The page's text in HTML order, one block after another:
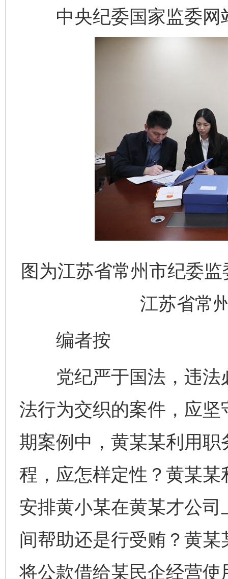
中央纪委国家监委网
图为江苏省常州市纪委
江苏省常
编者按
党纪严于国法，违法
法行为交织的案件，应
期案例中，黄某某利用
程，应怎样定性？黄某
安排黄小某在黄某才公司
间帮助还是行受贿？黄
将公款借给某民企经营